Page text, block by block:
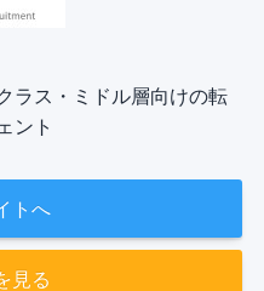
ラス・ミドル層向けの転
ント
トへ
見る